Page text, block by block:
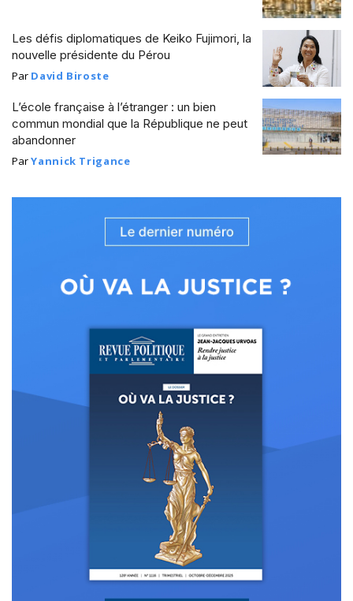
Les défis diplomatiques de Keiko Fujimori, la
nouvelle présidente du Pérou
Par David Biroste
L’école française à l’étranger : un bien
commun mondial que la République ne peut
abandonner
ParYannick Trigance